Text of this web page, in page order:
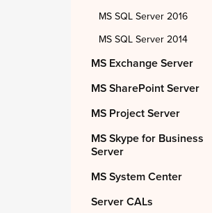
MS SQL Server 2016
MS SQL Server 2014
MS Exchange Server
MS SharePoint Server
MS Project Server
MS Skype for Business
Server
MS System Center
Server CALs